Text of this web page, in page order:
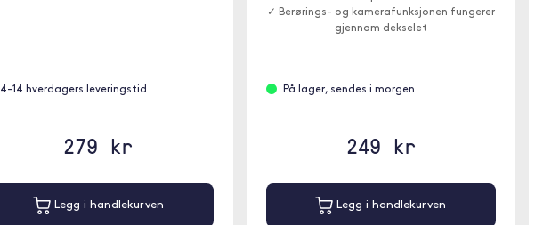
4-14 hverdagers leveringstid
279 kr
Legg i handlekurven
✓ Berørings- og kamerafunksjonen fungerer
gjennom dekselet
På lager, sendes i morgen
249 kr
Legg i handlekurven